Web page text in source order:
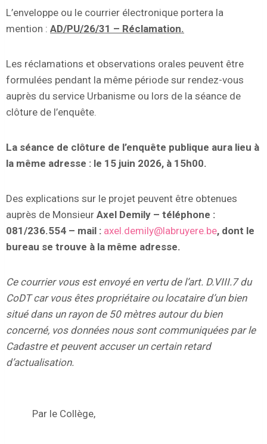
L’enveloppe ou le courrier électronique portera la
mention : AD/PU/26/31 – Réclamation.
Les réclamations et observations orales peuvent être
formulées pendant la même période sur rendez-vous
auprès du service Urbanisme ou lors de la séance de
clôture de l’enquête.
La séance de clôture de l’enquête publique aura lieu à
la même adresse : le 15 juin 2026, à 15h00.
Des explications sur le projet peuvent être obtenues
auprès de Monsieur Axel Demily – téléphone :
081/236.554 – mail : axel.demily@labruyere.be, dont le
bureau se trouve à la même adresse.
Ce courrier vous est envoyé en vertu de l’art. D.VIII.7 du
CoDT car vous êtes propriétaire ou locataire d’un bien
situé dans un rayon de 50 mètres autour du bien
concerné, vos données nous sont communiquées par le
Cadastre et peuvent accuser un certain retard
d’actualisation.
Par le Collège,